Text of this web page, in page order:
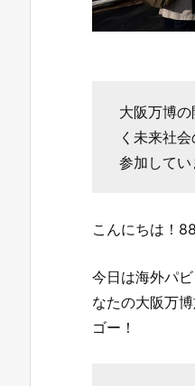
大阪万博
く未来社
参加してい
こんにちは！
今日は海外パ
なたの大阪万
ゴー！